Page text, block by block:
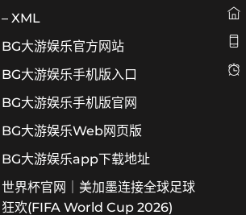
– XML
BG大游娱乐官方网站
BG大游娱乐手机版入口
BG大游娱乐手机版官网
BG大游娱乐Web网页版
BG大游娱乐app下载地址
世界杯官网｜美加墨连接全球足球
狂欢(FIFA World Cup 2026)